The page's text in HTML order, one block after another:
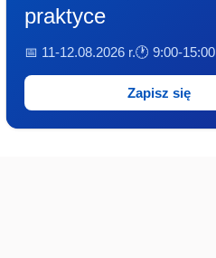
praktyce
📅 11-12.08.2026 r.🕐 9:00-15:00
Zapisz się